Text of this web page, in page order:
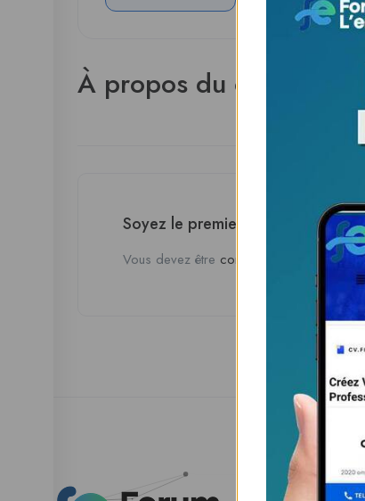
À propos du candidat
Soyez le premier à donner votre
Vous devez être connecté pour poster un